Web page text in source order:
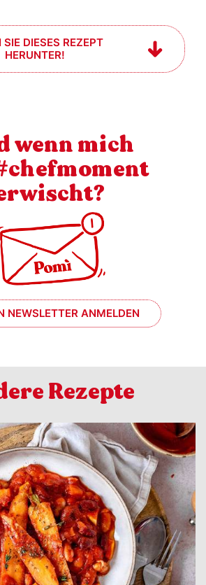
SIE DIESES REZEPT
HERUNTER!
wenn mich
NEWSLETTER ANMELDEN
Rezepte